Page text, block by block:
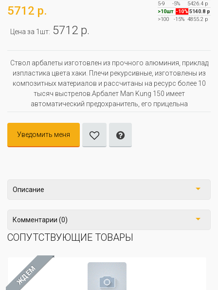
5712 р.
Цена за 1шт: 5712 р.
5-9
-5%
5426.4 р
>10шт -10% 5140.8 р
>100
-15% 4855.2 р
Ствол арбалеты изготовлен из прочного алюминия, приклад
изпластика цвета хаки. Плечи рекурсивные, изготовлены из
композитных материалов и рассчитаны на ресурс более 10
тысяч выстрелов.Арбалет Man Kung 150 имеет
автоматический предохранитель, его прицельна
Уведомить меня
Описание
Комментарии (0)
СОПУТСТВУЮЩИЕ ТОВАРЫ
ЖДЁМ